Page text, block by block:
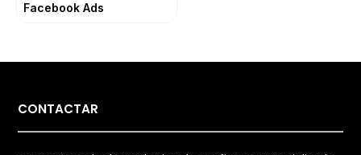
Facebook Ads
CONTACTAR